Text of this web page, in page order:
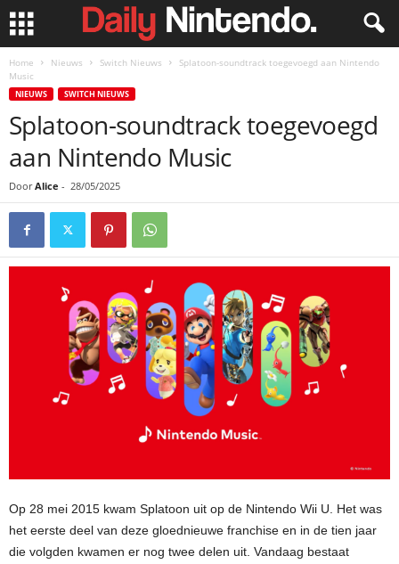
Home Nieuws Switch Nieuws
Splatoon-soundtrack toegevoegd aan Nintendo
Music
NIEUWS SWITCH NIEUWS
Splatoon-soundtrack toegevoegd
aan Nintendo Music
Door Alice - 28/05/2025
Op 28 mei 2015 kwam Splatoon uit op de Nintendo Wii U. Het was
het eerste deel van deze gloednieuwe franchise en in de tien jaar
die volgden kwamen er nog twee delen uit. Vandaag bestaat